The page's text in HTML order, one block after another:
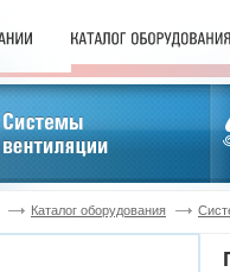
Каталог оборудования